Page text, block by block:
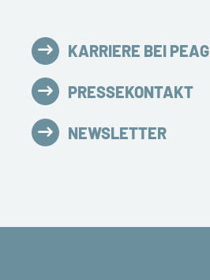
KARRIERE BEI PEAG
PRESSEKONTAKT
NEWSLETTER